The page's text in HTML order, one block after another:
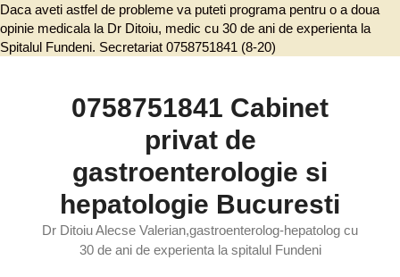
Daca aveti astfel de probleme va puteti programa pentru o a doua
opinie medicala la Dr Ditoiu, medic cu 30 de ani de experienta la
Spitalul Fundeni. Secretariat 0758751841 (8-20)
0758751841 Cabinet
privat de
gastroenterologie si
hepatologie Bucuresti
Dr Ditoiu Alecse Valerian,gastroenterolog-hepatolog cu
30 de ani de experienta la spitalul Fundeni